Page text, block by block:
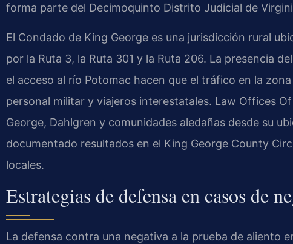
forma parte del Decimoquinto Distrito Judicial de
El Condado de King George es una jurisdicción rural
por la Ruta 3, la Ruta 301 y la Ruta 206. La presencia
el acceso al río Potomac hacen que el tráfico en la
personal militar y viajeros interestatales. Law Offices
George, Dahlgren y comunidades aledañas desde su
documentado resultados en el King George County
locales.
Estrategias de defensa en casos de
La defensa contra una negativa a la prueba de aliento